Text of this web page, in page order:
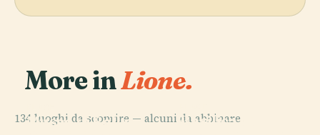
More inLione.
134 luoghi da scoprire — alcuni da abbinare.
Museo di Belle
PLACE
PLACE
Basilica di